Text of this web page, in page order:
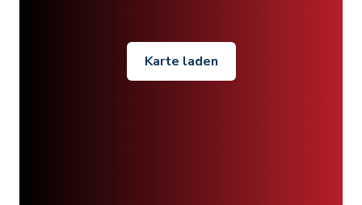
Karte laden